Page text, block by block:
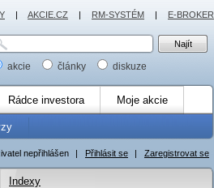
akcie články diskuze
Rádce investora Moje akcie
nepřihlášen | Přihlásit se | Zaregistrovat se
Indexy
| AKCIE.CZ | RM-SYSTÉM | E-BROKER